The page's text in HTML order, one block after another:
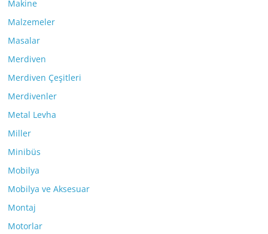
Makine
Malzemeler
Masalar
Merdiven
Merdiven Çeşitleri
Merdivenler
Metal Levha
Miller
Minibüs
Mobilya
Mobilya ve Aksesuar
Montaj
Motorlar